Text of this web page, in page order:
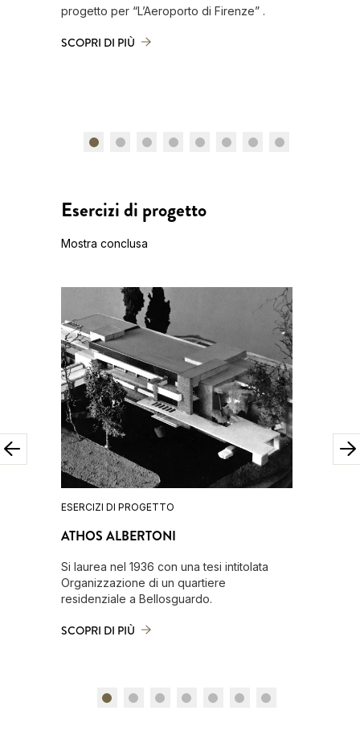
progetto per “L’Aeroporto di Firenze” .
SCOPRI DI PIÙ
Esercizi di progetto
Mostra conclusa
ESERCIZI DI PROGETTO
ATHOS ALBERTONI
Si laurea nel 1936 con una tesi intitolata
Organizzazione di un quartiere
residenziale a Bellosguardo.
SCOPRI DI PIÙ